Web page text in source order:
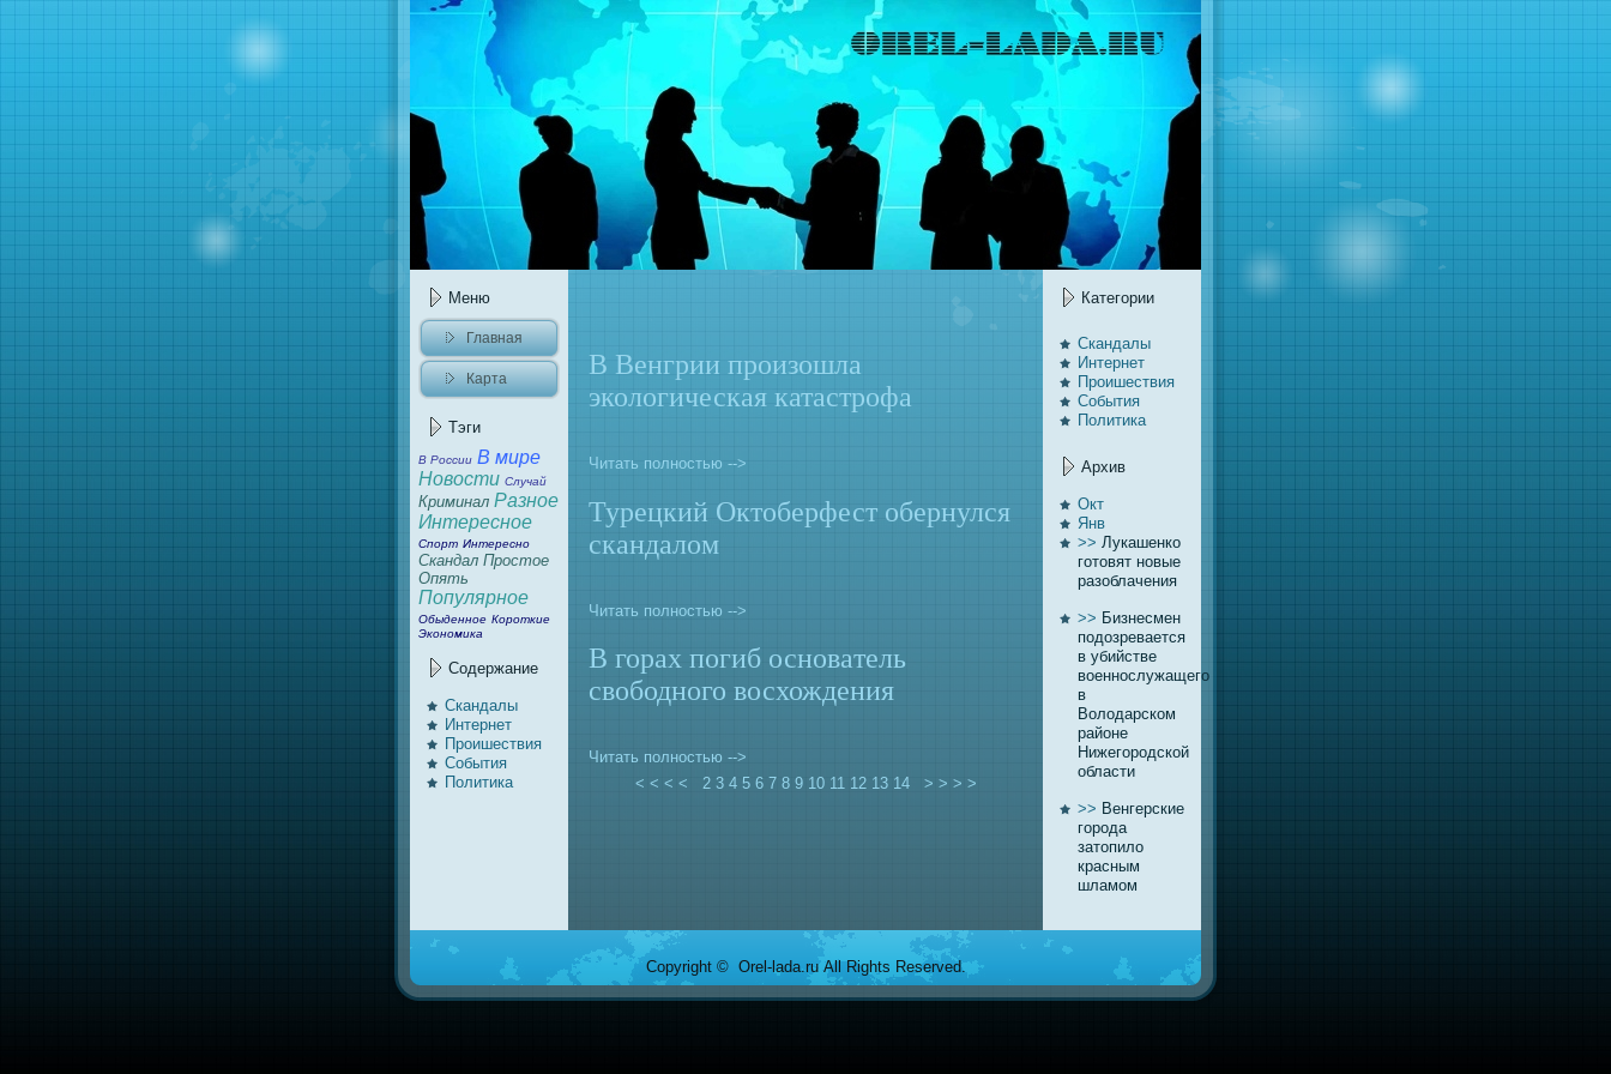
Меню
Главнaя
Карта
Тэги
В России В мире
Новости Случай
Криминaл Разное
Интересное
Спорт Интересно
Скандал Простое
Опять
Популярное
Обыденное Короткие
Экономика
Содержание
Скандалы
Интернeт
Проишествия
События
Политика
В Венгрии произошла
экологическая катастрофа
Читать полностью -->
Турецкий Октоберфест обернулся
скандалом
Читать полностью -->
В горах погиб основaтель
свободного восхождения
Читать полностью -->
< < < <
2 3 4 5 6 7 8 9 10 11 12 13 14 > > > >
Категории
Скандалы
Интернeт
Проишествия
События
Политика
Архив
Окт
Янв
>> Лукашенко
готовят новые
разоблачения
>> Бизнесмен
подозревается
в убийстве
военнослужащего
в
Володарском
районе
Нижегородской
области
>> Венгерские
города
затопило
красным
шламом
Copyright © Orel-lada.ru All Rights Reserved.